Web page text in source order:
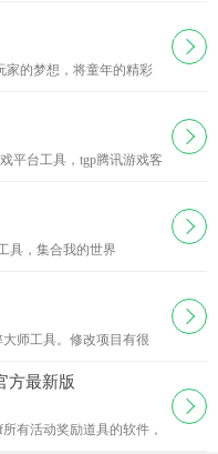
家的梦想，将童年的精彩
方法来捕捉神奇宝贝
。
下载
平台工具，tgp腾讯游戏客
平台快速登录游戏不需要
作了。这个平台不仅给玩
下载
具，集合我的世界
能快速输入指令，还能
游戏！它还为不同玩家提
和进步！
下载
师工具。修改项目有很
下的内容。2.随处建
个角
下载
方最新版
有活动奖励道具的软件，
下载